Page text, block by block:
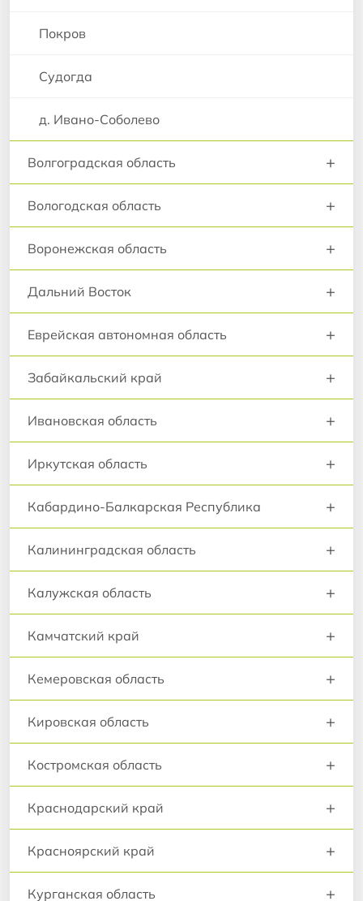
Покров
Судогда
д. Ивано-Соболево
Волгоградская область +
Вологодская область +
Воронежская область +
Дальний Восток +
Еврейская автономная область +
Забайкальский край +
Ивановская область +
Иркутская область +
Кабардино-Балкарская Республика +
Калининградская область +
Калужская область +
Камчатский край +
Кемеровская область +
Кировская область +
Костромская область +
Краснодарский край +
Красноярский край +
Курганская область +